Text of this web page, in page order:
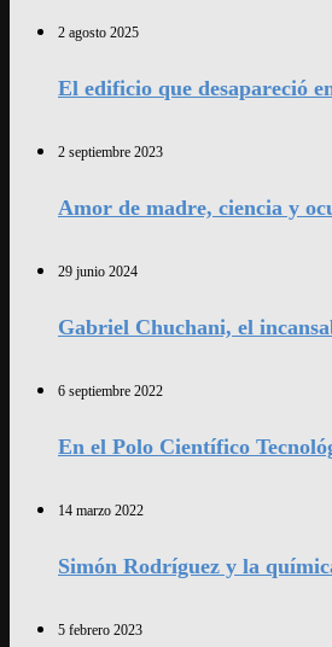
2 agosto 2025
El edificio que desapareció
2 septiembre 2023
Amor de madre, ciencia y
29 junio 2024
Gabriel Chuchani, el
6 septiembre 2022
En el Polo Científico
14 marzo 2022
Simón Rodríguez y la
5 febrero 2023